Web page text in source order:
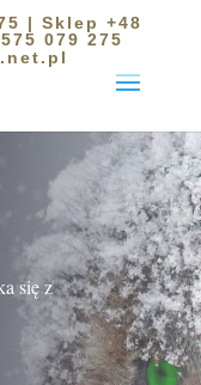
| Sklep +48
079 275
się z